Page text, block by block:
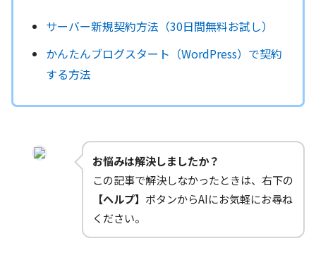
サーバー新規契約方法（30日間無料お試し）
かんたんブログスタート（WordPress）で契約
する方法
お悩みは解決しましたか？
この記事で解決しなかったときは、右下の
【ヘルプ】 ボタンからAIにお気軽にお尋ね
ください。